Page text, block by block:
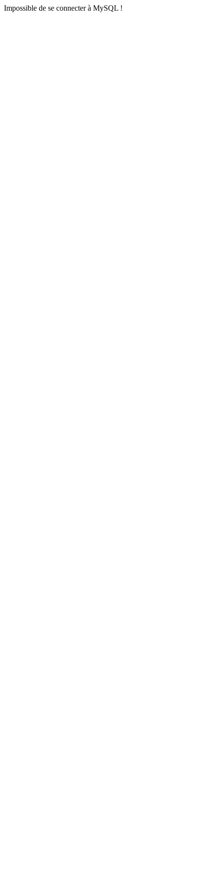
Impossible de se connecter à MySQL !